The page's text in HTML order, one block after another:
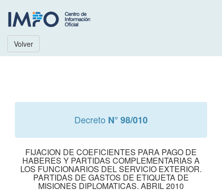
Volver
Decreto N° 98/010
FIJACION DE COEFICIENTES PARA PAGO DE
HABERES Y PARTIDAS COMPLEMENTARIAS A
LOS FUNCIONARIOS DEL SERVICIO EXTERIOR.
PARTIDAS DE GASTOS DE ETIQUETA DE
MISIONES DIPLOMATICAS. ABRIL 2010